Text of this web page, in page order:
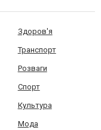
Здоров'я
Транспорт
Розваги
Спорт
Культура
Мода